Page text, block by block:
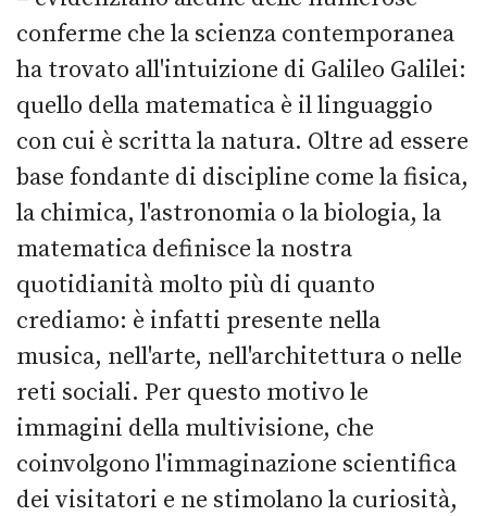
conferme che la scienza contemporanea
ha trovato all'intuizione di Galileo Galilei:
quello della matematica è il linguaggio
con cui è scritta la natura. Oltre ad essere
base fondante di discipline come la fisica,
la chimica, l'astronomia o la biologia, la
matematica definisce la nostra
quotidianità molto più di quanto
crediamo: è infatti presente nella
musica, nell'arte, nell'architettura o nelle
reti sociali. Per questo motivo le
immagini della multivisione, che
coinvolgono l'immaginazione scientifica
dei visitatori e ne stimolano la curiosità,